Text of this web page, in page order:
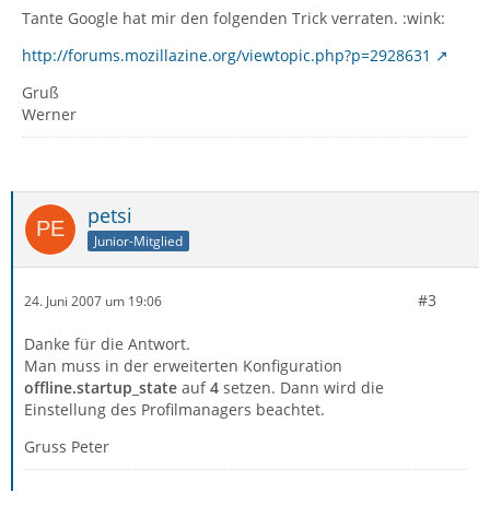
Tante Google hat mir den folgenden Trick verraten. :wink:
http://forums.mozillazine.org/viewtopic.php?p=2928631
Gruß
Werner
petsi
Junior-Mitglied
24. Juni 2007 um 19:06 #3
Danke für die Antwort.
Man muss in der erweiterten Konfiguration
offline.startup_state auf4 setzen. Dann wird die
Einstellung des Profilmanagers beachtet.
Gruss Peter